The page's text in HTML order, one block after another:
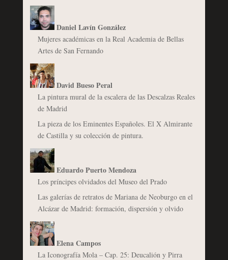
Daniel Lavín González
Mujeres académicas en la Real Academia de Bellas
Artes de San Fernando
David Bueso Peral
La pintura mural de la escalera de las Descalzas Reales
de Madrid
La pieza de los Eminentes Españoles. El X Almirante
de Castilla y su colección de pintura.
Eduardo Puerto Mendoza
Los príncipes olvidados del Museo del Prado
Las galerías de retratos de Mariana de Neoburgo en el
Alcázar de Madrid: formación, dispersión y olvido
Elena Campos
La Iconografía Mola – Cap. 25: Deucalión y Pirra